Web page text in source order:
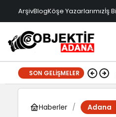
ArşivBlogKöşe Yazarlarımızİş
SON GELIŞMELER
Haberler Adana